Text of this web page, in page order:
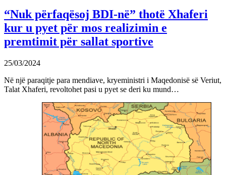
“Nuk përfaqësoj BDI-në” thotë Xhaferi
kur u pyet për mos realizimin e
premtimit për sallat sportive
25/03/2024
Në një paraqitje para mendiave, kryeministri i Maqedonisë së Veriut,
Talat Xhaferi, revoltohet pasi u pyet se deri ku mund…